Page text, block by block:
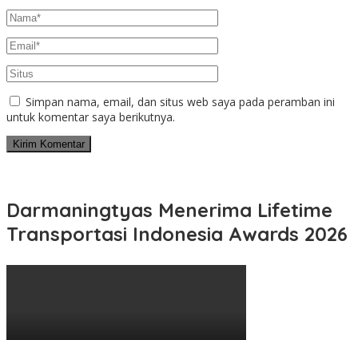
Simpan nama, email, dan situs web saya pada peramban ini
untuk komentar saya berikutnya.
Darmaningtyas Menerima Lifetime
Transportasi Indonesia Awards 2026